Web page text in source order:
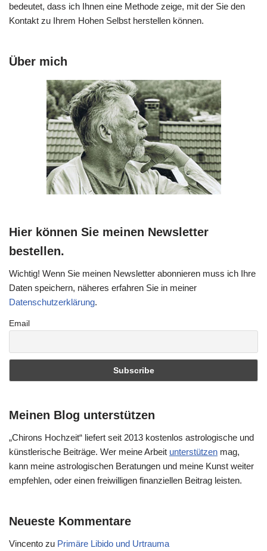
bedeutet, dass ich Ihnen eine Methode zeige, mit der Sie den
Kontakt zu Ihrem Hohen Selbst herstellen können.
Über mich
Hier können Sie meinen Newsletter
bestellen.
Wichtig! Wenn Sie meinen Newsletter abonnieren muss ich Ihre
Daten speichern, näheres erfahren Sie in meiner
Datenschutzerklärung.
Email
Meinen Blog unterstützen
„Chirons Hochzeit“ liefert seit 2013 kostenlos astrologische und
künstlerische Beiträge. Wer meine Arbeit unterstützen mag,
kann meine astrologischen Beratungen und meine Kunst weiter
empfehlen, oder einen freiwilligen finanziellen Beitrag leisten.
Neueste Kommentare
Vincento zu Primäre Libido und Urtrauma